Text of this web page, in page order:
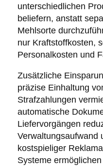
unterschiedlichen
beliefern, anstatt
Mehlsorte
nur Kraftstoffkosten,
Personalkosten und
Zusätzliche
präzise Einhaltung
Strafzahlungen
automatische
Liefervorgängen
Verwaltungsaufwand
kostspieliger
Systeme